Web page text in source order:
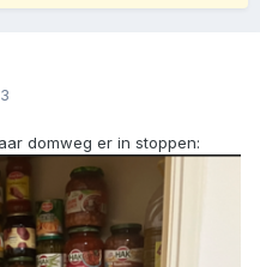
domweg er in stoppen: